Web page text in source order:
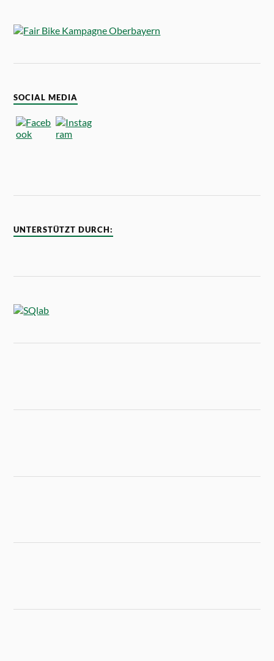
SOCIAL MEDIA
UNTERSTÜTZT DURCH: